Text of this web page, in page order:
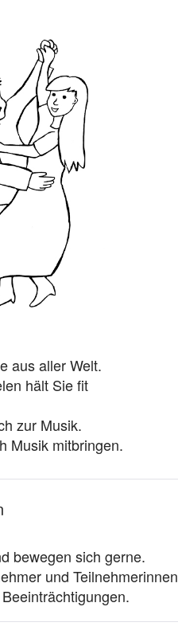
aus aller Welt.
hält Sie fit
zur Musik.
Musik mitbringen.
bewegen sich gerne.
und Teilnehmerinnen